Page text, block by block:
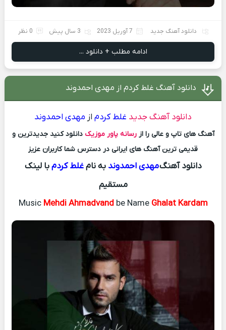
دانلود آهنگ جدید 7 آوریل 2023 3 سال پیش 0 نظر
ادامه مطلب + دانلود ...
دانلود آهنگ غلط کردم از مهدی احمدوند
دانلود آهنگ جدید غلط کردم از مهدی احمدوند
آهنگ های تاپ و عالی را ازرسانه پاور موزیک دانلود کنید جدیدترین و
قدیمی ترین آهنگ های ایرانی در دسترس شما کاربران عزیز
دانلود آهنگمهدی احمدوند به نامغلط کردمبا لینک
مستقیم
MusicMehdi Ahmadvand be NameGhalat Kardam